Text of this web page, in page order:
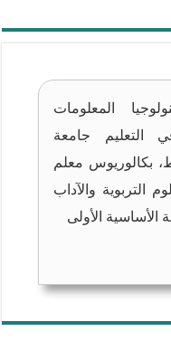
المعلومات
التعليم جامعة
بكالوريوس معلم
التربوية والآداب
الأساسية الأولى